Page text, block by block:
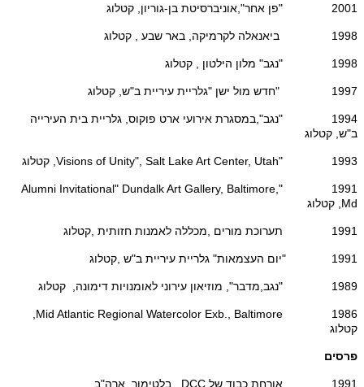
2001 "פן אחר",אוניברסיטת בן-גוריון, קטלוג
1998 ביאנאלה לקרמיקה, באר שבע , קטלוג
1998 "נגב" מלון הילטון , קטלוג
1997 "חדש מול ישן "גלריית עיריית ב"ש, קטלוג
1994 "נגב",במסגרת אירועי ארט פוקוס, גלריית בית העירייה
ב"ש, קטלוג
1993 "Visions of Unity", Salt Lake Art Center, Utah, קטלוג
1991 "Alumni Invitational" Dundalk Art Gallery, Baltimore,
Md, קטלוג
1991 תערוכת מורים ,מכללה לאמנות חזותית ,קטלוג
1991 "יום העצמאות" גלריית עיריית ב"ש ,קטלוג
1989 "נגב,מדבר", מוזיאון עירוני לאומנויות דימונה, קטלוג
קטלוג
פרסים
1991 אורחת כבוד של DCC , בלטימור, ארה"ב